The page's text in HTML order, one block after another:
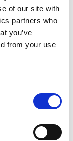
of our site with
partners who
you’ve
from your use